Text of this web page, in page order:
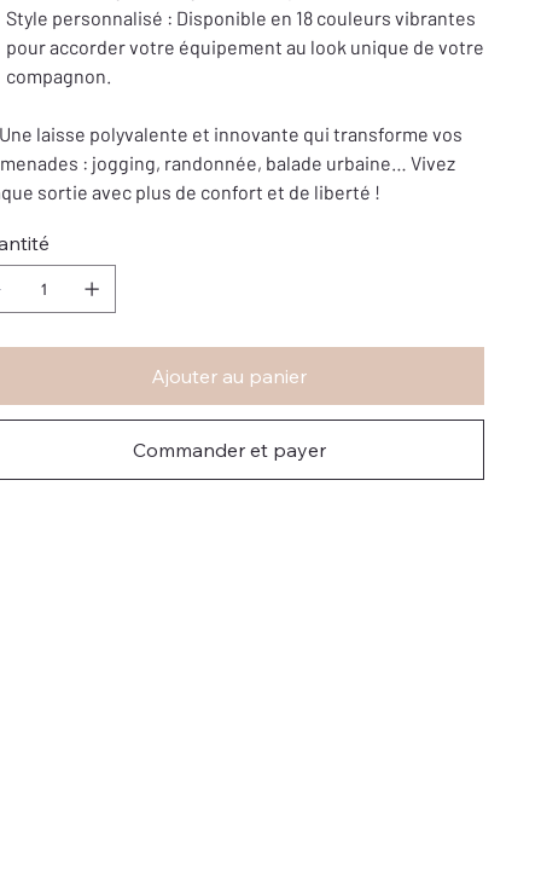
Style personnalisé : Disponible en 18 couleurs vibrantes
pour accorder votre équipement au look unique de votre
compagnon.
laisse polyvalente et innovante qui transforme vos
: jogging, randonnée, balade urbaine… Vivez
sortie avec plus de confort et de liberté !
Ajouter au panier
Commander et payer